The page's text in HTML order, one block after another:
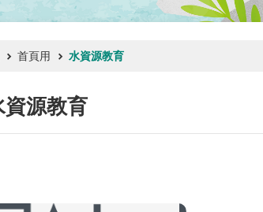
首頁用 水資源教育
資源教育